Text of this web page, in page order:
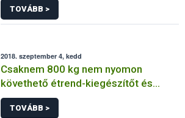
TOVÁBB >
2018. szeptember 4, kedd
Csaknem 800 kg nem nyomon
követhető étrend-kiegészítőt és
étrend-kiegészítő alapanyagot vont ki
a forgalomból a Nébih
TOVÁBB >